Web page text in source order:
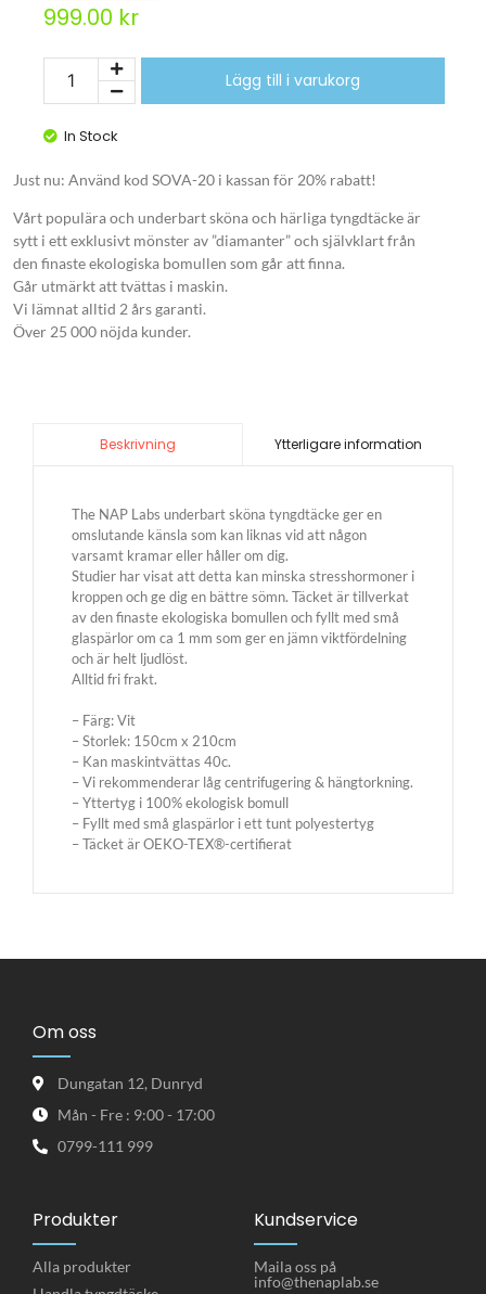
999.00 kr
Lägg till i varukorg
In Stock
Just nu: Använd kod SOVA-20 i kassan för 20% rabatt!
Vårt populära och underbart sköna och härliga tyngdtäcke är
sytt i ett exklusivt mönster av ”diamanter” och självklart från
den finaste ekologiska bomullen som går att finna.
Går utmärkt att tvättas i maskin.
Vi lämnat alltid 2 års garanti.
Över 25 000 nöjda kunder.
Beskrivning Ytterligare information
The NAP Labs underbart sköna tyngdtäcke ger en
omslutande känsla som kan liknas vid att någon
varsamt kramar eller håller om dig.
Studier har visat att detta kan minska stresshormoner i
kroppen och ge dig en bättre sömn. Täcket är tillverkat
av den finaste ekologiska bomullen och fyllt med små
glaspärlor om ca 1 mm som ger en jämn viktfördelning
och är helt ljudlöst.
Alltid fri frakt.
– Färg: Vit
– Storlek: 150cm x 210cm
– Kan maskintvättas 40c.
– Vi rekommenderar låg centrifugering & hängtorkning.
– Yttertyg i 100% ekologisk bomull
– Fyllt med små glaspärlor i ett tunt polyestertyg
– Täcket är OEKO-TEX®-certifierat
Om oss
Dungatan 12, Dunryd
Mån - Fre : 9:00 - 17:00
0799-111 999
Produkter
Alla produkter
Kundservice
Maila oss på
info@thenaplab.se